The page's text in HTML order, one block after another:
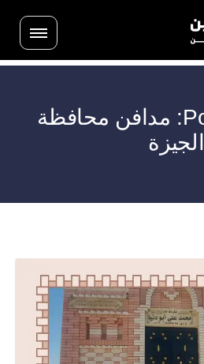
Posts Tagged: مدافن محافظة
الجيزة